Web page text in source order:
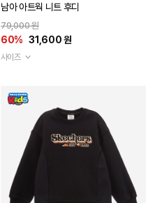
남아 아트웍 니트 후디
79,000 원
60% 31,600 원
사이즈